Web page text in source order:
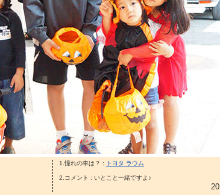
1.憧れの車は？ : トヨタ ラウム
2.コメント : いとこと一緒ですよ♪